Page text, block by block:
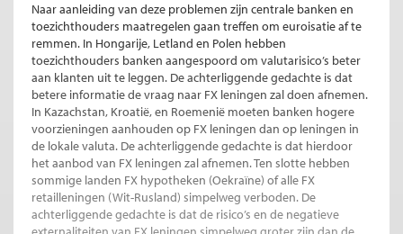
Naar aanleiding van deze problemen zijn centrale banken en
toezichthouders maatregelen gaan treffen om euroisatie af te
remmen. In Hongarije, Letland en Polen hebben
toezichthouders banken aangespoord om valutarisico’s beter
aan klanten uit te leggen. De achterliggende gedachte is dat
betere informatie de vraag naar FX leningen zal doen afnemen.
In Kazachstan, Kroatië, en Roemenië moeten banken hogere
voorzieningen aanhouden op FX leningen dan op leningen in
de lokale valuta. De achterliggende gedachte is dat hierdoor
het aanbod van FX leningen zal afnemen. Ten slotte hebben
sommige landen FX hypotheken (Oekraïne) of alle FX
retailleningen (Wit-Rusland) simpelweg verboden. De
achterliggende gedachte is dat de risico’s en de negatieve